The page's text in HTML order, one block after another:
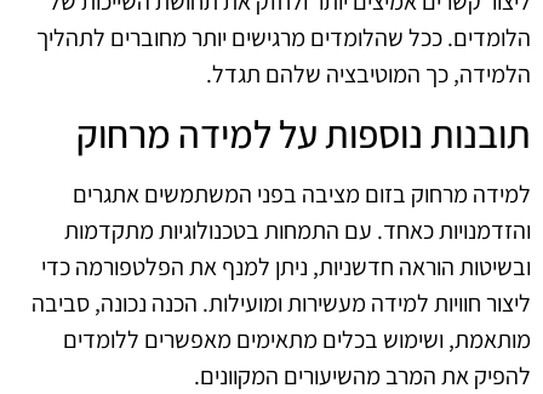
הלומדים. ככל שהלומדים מרגישים יותר מחוברים לתהליך
הלמידה, כך המוטיבציה שלהם תגדל.
תובנות נוספות על למידה מרחוק
למידה מרחוק בזום מציבה בפני המשתמשים אתגרים
והזדמנויות כאחד. עם התמחות בטכנולוגיות מתקדמות
ובשיטות הוראה חדשניות, ניתן למנף את הפלטפורמה כדי
ליצור חוויות למידה מעשירות ומועילות. הכנה נכונה, סביבה
מותאמת, ושימוש בכלים מתאימים מאפשרים ללומדים
להפיק את המרב מהשיעורים המקוונים.